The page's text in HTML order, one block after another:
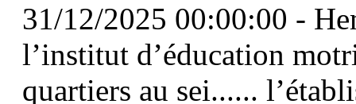
31/12/2025 00:00:00 -
l’institut d’éducation
quartiers au sei......